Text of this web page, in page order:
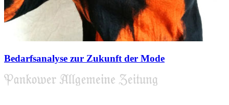
Bedarfsanalyse zur Zukunft der Mode